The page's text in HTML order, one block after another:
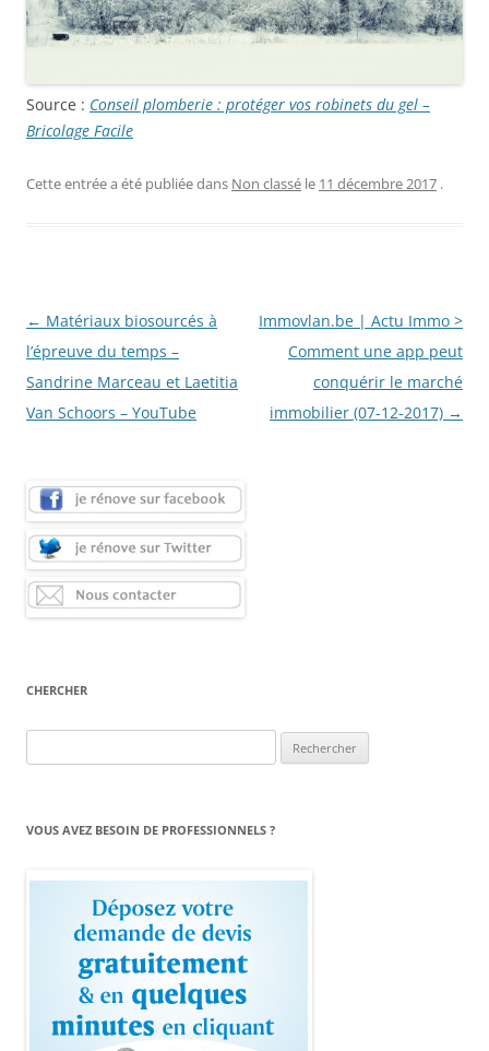
Source : Conseil plomberie : protéger vos robinets du gel –
Bricolage Facile
Cette entrée a été publiée dans Non classé le 11 décembre 2017 .
Navigation
des
articles
← Matériaux biosourcés à
l’épreuve du temps –
Sandrine Marceau et Laetitia
Van Schoors – YouTube
Immovlan.be | Actu Immo >
Comment une app peut
conquérir le marché
immobilier (07-12-2017) →
CHERCHER
VOUS AVEZ BESOIN DE PROFESSIONNELS ?